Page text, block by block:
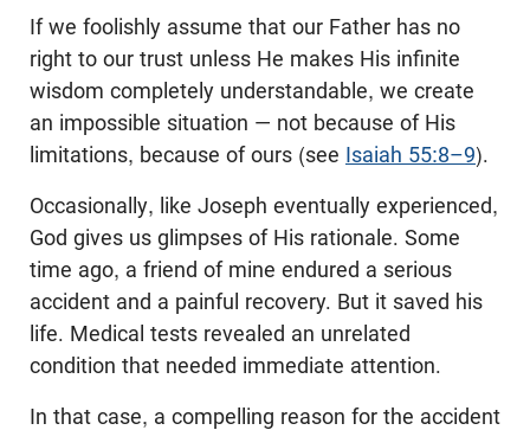
If we foolishly assume that our Father has no
right to our trust unless He makes His infinite
wisdom completely understandable, we create
an impossible situation — not because of His
limitations, because of ours (see Isaiah 55:8–9).
Occasionally, like Joseph eventually experienced,
God gives us glimpses of His rationale. Some
time ago, a friend of mine endured a serious
accident and a painful recovery. But it saved his
life. Medical tests revealed an unrelated
condition that needed immediate attention.
In that case, a compelling reason for the accident